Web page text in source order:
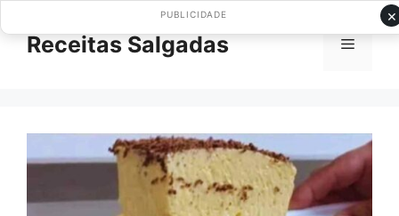
paraReceitas Salgadas Menu
×
PUBLICIDADE